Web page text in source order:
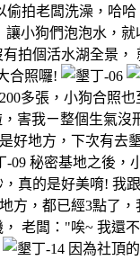
拍老闆洗澡，哈
小狗們泡泡水，
拍個活水湖全景
合照囉!
多張，小狗合照
害我ㄧ整個生氣
好地方，下次有去
秘密基地之後，
，真的是好美唷! 我
方，都已經3點了
老闆："唉~ 我還
因為社頂